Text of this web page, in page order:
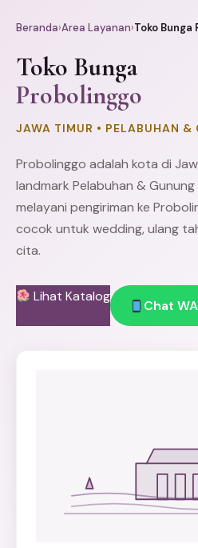
Beranda›Area Layanan›Toko
Toko Bunga
Probolinggo
JAWA TIMUR • PELABUHAN &
Probolinggo adalah kota di
landmark Pelabuhan &
melayani pengiriman ke
cocok untuk wedding, ulang
cita.
Lihat Katalog
Chat